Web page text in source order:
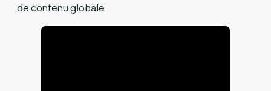
de contenu globale.